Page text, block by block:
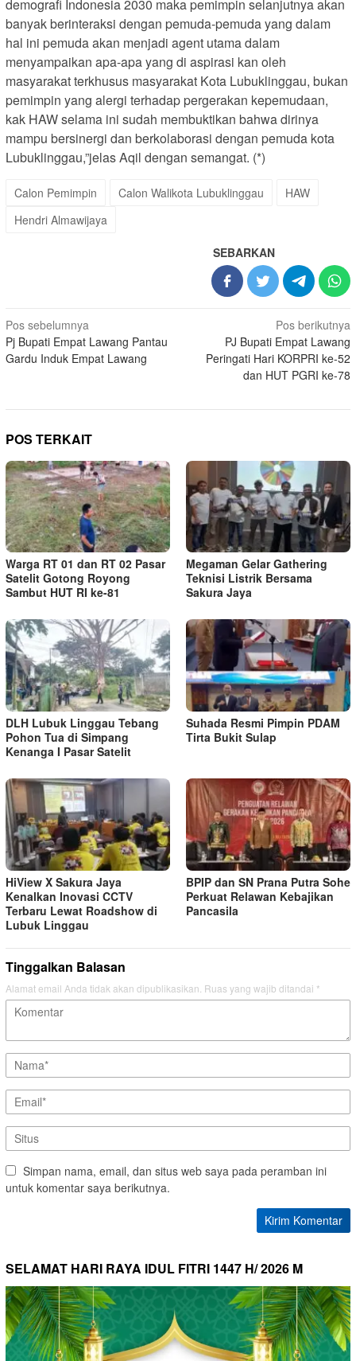
demografi Indonesia 2030 maka pemimpin selanjutnya akan
banyak berinteraksi dengan pemuda-pemuda yang dalam
hal ini pemuda akan menjadi agent utama dalam
menyampaikan apa-apa yang di aspirasi kan oleh
masyarakat terkhusus masyarakat Kota Lubuklinggau, bukan
pemimpin yang alergi terhadap pergerakan kepemudaan,
kak HAW selama ini sudah membuktikan bahwa dirinya
mampu bersinergi dan berkolaborasi dengan pemuda kota
Lubuklinggau,”jelas Aqil dengan semangat. (*)
Calon Pemimpin Calon Walikota Lubuklinggau
HAW
Hendri Almawijaya
SEBARKAN
Navigasi
pos
Pos sebelumnya
Pj Bupati Empat Lawang Pantau
Gardu Induk Empat Lawang
Pos berikutnya
PJ Bupati Empat Lawang
Peringati Hari KORPRI ke-52
dan HUT PGRI ke-78
POS TERKAIT
Warga RT 01 dan RT 02 Pasar
Satelit Gotong Royong
Sambut HUT RI ke-81
Megaman Gelar Gathering
Teknisi Listrik Bersama
Sakura Jaya
DLH Lubuk Linggau Tebang
Pohon Tua di Simpang
Kenanga I Pasar Satelit
Suhada Resmi Pimpin PDAM
Tirta Bukit Sulap
HiView X Sakura Jaya
Kenalkan Inovasi CCTV
Terbaru Lewat Roadshow di
Lubuk Linggau
BPIP dan SN Prana Putra Sohe
Perkuat Relawan Kebajikan
Pancasila
Tinggalkan Balasan
Alamat email Anda tidak akan dipublikasikan. Ruas yang wajib ditandai *
Simpan nama, email, dan situs web saya pada peramban ini
untuk komentar saya berikutnya.
SELAMAT HARI RAYA IDUL FITRI 1447 H/ 2026 M